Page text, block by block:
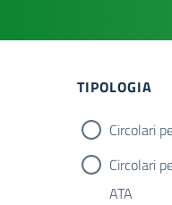
TIPOLOGIA
Circolari
Circolari
ATA